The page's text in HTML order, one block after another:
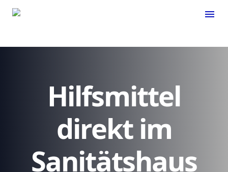
menu
Hilfsmittel
direkt im
Sanitätshaus